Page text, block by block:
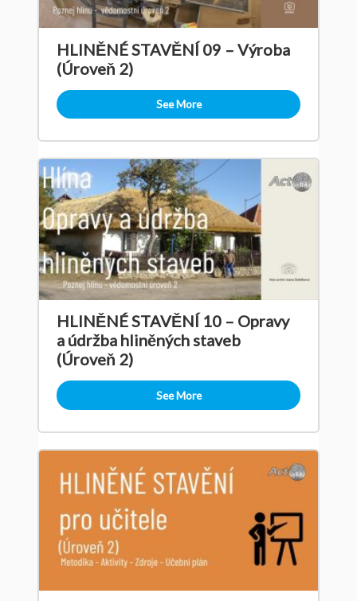
HLINĚNÉ STAVĚNÍ 09 – Výroba
(Úroveň 2)
See More
HLINĚNÉ STAVĚNÍ 10 – Opravy
a údržba hliněných staveb
(Úroveň 2)
See More